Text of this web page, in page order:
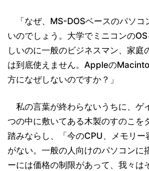
「なぜ、MS-DOSベースのパソコ
いのでしょう。大学でミニコンの
しいのに一般のビジネスマン、家庭
は到底使えません。Appleの
方になぜしないのですか？」
私の言葉が終わらないうちに、ゲ
つの中に敷いてある木製のすのこを
踏みならし、「今のCPU、メモリー
がない。一般の人向けのパソコンに
ーには価格の制限があって、我々は